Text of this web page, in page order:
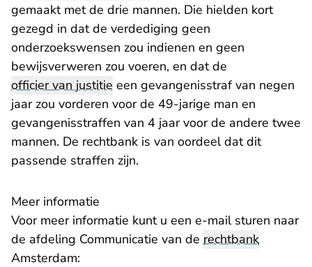
gemaakt met de drie mannen. Die hielden kort
gezegd in dat de verdediging geen
onderzoekswensen zou indienen en geen
bewijsverweren zou voeren, en dat de
officier van justitie een gevangenisstraf van negen
jaar zou vorderen voor de 49-jarige man en
gevangenisstraffen van 4 jaar voor de andere twee
mannen. De rechtbank is van oordeel dat dit
passende straffen zijn.
Meer informatie
Voor meer informatie kunt u een e-mail sturen naar
de afdeling Communicatie van de rechtbank
Amsterdam: